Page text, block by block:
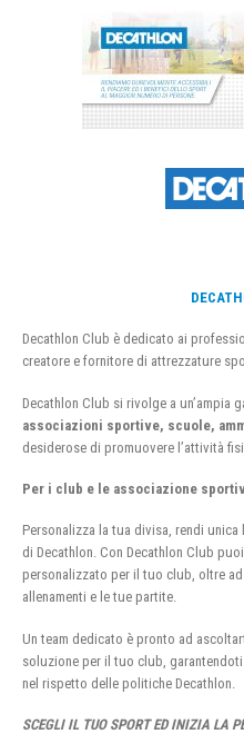
Decathlon Club è dedicato ai
creatore e fornitore di attrezzature
Decathlon Club si rivolge a un’ampia
associazioni sportive, scuole,
desiderose di promuovere l’attività
Per i club e le associazione
Personalizza la tua divisa, rendi
di Decathlon. Con Decathlon Club
personalizzato per il tuo club, oltre
allenamenti e le tue partite.
Un team dedicato è pronto ad
soluzione per il tuo club,
nel rispetto delle politiche Decathlon.
SCEGLI IL TUO SPORT ED INIZIA LA